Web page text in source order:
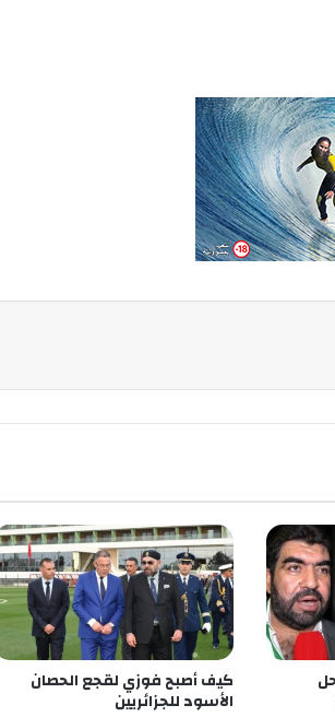
كيف أصبح فوزي لقجع الحصان
الأسود للجزائريين